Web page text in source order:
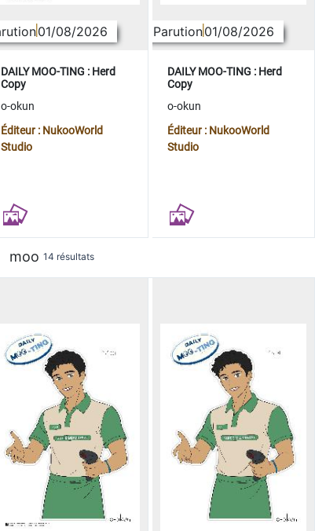
01/08/2026
DAILY MOO-TING : Herd
Copy
o-okun
Éditeur : NukooWorld
Studio
Parution01/08/2026
DAILY MOO-TING : Herd
Copy
o-okun
Éditeur : NukooWorld
Studio
moo 14 résultats